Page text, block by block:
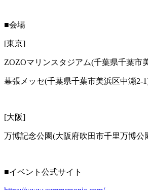
■会場
[東京]
ZOZOマリンスタジアム(千葉県千葉市
幕張メッセ(千葉県千葉市美浜区中瀬2-
[大阪]
万博記念公園(大阪府吹田市千里万博公
■イベント公式サイト